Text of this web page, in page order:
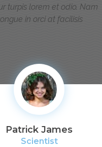
turpis lorem et odio. Nam
in orci at facilisis
Patrick James
Scientist